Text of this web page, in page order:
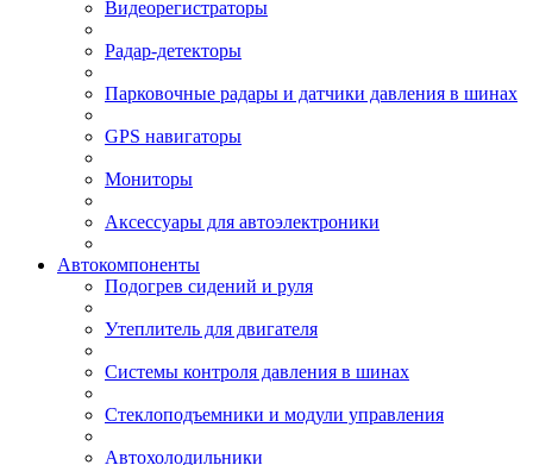
Видеорегистраторы
Радар-детекторы
Парковочные радары и датчики давления в шинах
GPS навигаторы
Мониторы
Аксессуары для автоэлектроники
Автокомпоненты
Подогрев сидений и руля
Утеплитель для двигателя
Системы контроля давления в шинах
Стеклоподъемники и модули управления
Автохолодильники